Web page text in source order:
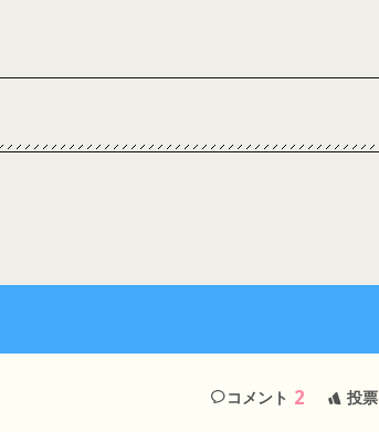
コメント 2 投票